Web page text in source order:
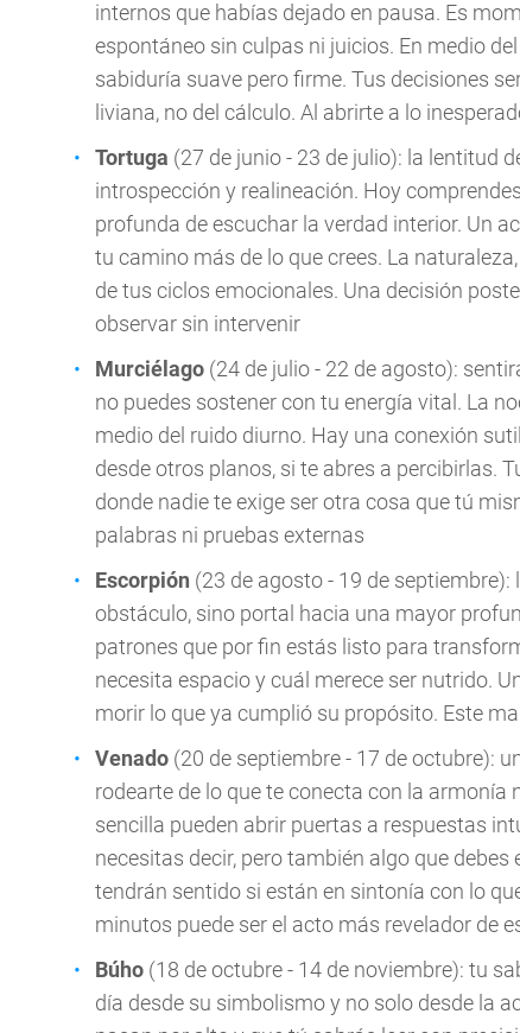
internos que habías dejado en pausa. Es
espontáneo sin culpas ni juicios. En medio
sabiduría suave pero firme. Tus decisiones
liviana, no del cálculo. Al abrirte a lo
Tortuga (27 de junio - 23 de julio): la lentitud
introspección y realineación. Hoy
profunda de escuchar la verdad interior. Un
tu camino más de lo que crees. La
de tus ciclos emocionales. Una decisión
observar sin intervenir
Murciélago (24 de julio - 22 de agosto):
no puedes sostener con tu energía vital. La
medio del ruido diurno. Hay una conexión
desde otros planos, si te abres a percibirlas.
donde nadie te exige ser otra cosa que tú
palabras ni pruebas externas
Escorpión (23 de agosto - 19 de
obstáculo, sino portal hacia una mayor
patrones que por fin estás listo para
necesita espacio y cuál merece ser nutrido.
morir lo que ya cumplió su propósito. Este
Venado (20 de septiembre - 17 de octubre):
rodearte de lo que te conecta con la
sencilla pueden abrir puertas a respuestas
necesitas decir, pero también algo que
tendrán sentido si están en sintonía con lo
minutos puede ser el acto más revelador de
Búho (18 de octubre - 14 de noviembre): tu
día desde su simbolismo y no solo desde la